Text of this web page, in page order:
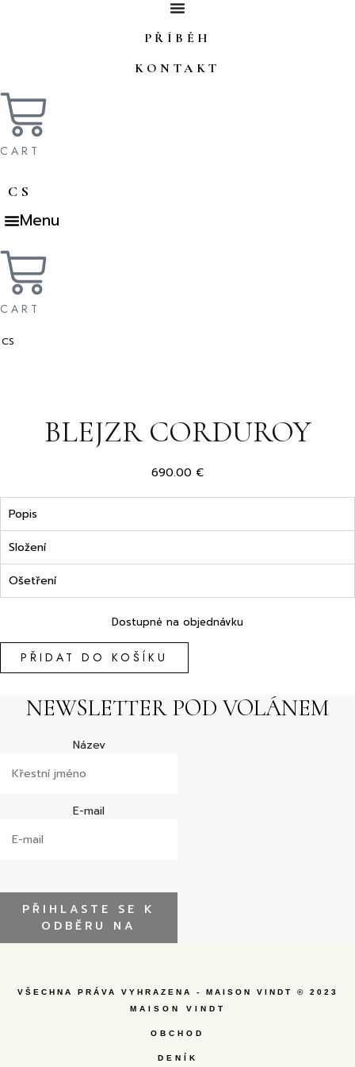
PŘÍBĚH
KONTAKT
CART
CS
EN
SK
Menu
CART
CS
BLEJZR CORDUROY
690.00 €
Popis
Složení
Ošetření
Dostupné na objednávku
Blejzr
CORDUROY
PŘIDAT DO KOŠÍKU
NEWSLETTER POD VOLÁNEM
Název
E-mail
PŘIHLASTE SE K
ODBĚRU NA
VŠECHNA PRÁVA VYHRAZENA - MAISON VINDT © 2023
MAISON VINDT
OBCHOD
DENÍK